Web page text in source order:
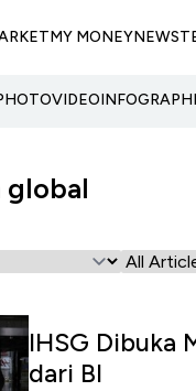
MY MONEYNEWS
VIDEO
IHSG Dibuka
dari BI